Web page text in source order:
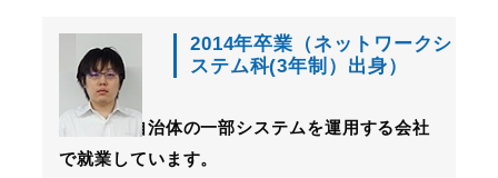
2014年卒業（ネットワークシ
ステム科(3年制）出身）
私はある自治体の一部システムを運用する会社
で就業しています。